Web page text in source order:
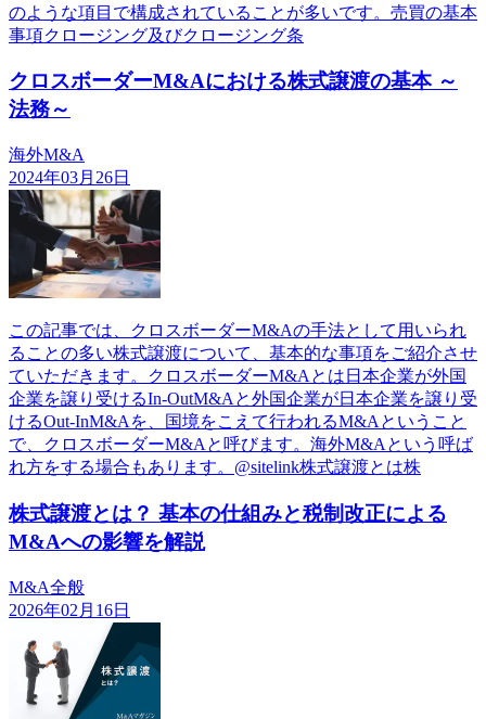
のような項目で構成されていることが多いです。売買の基本
事項クロージング及びクロージング条
クロスボーダーM&Aにおける株式譲渡の基本 ～
法務～
海外M&A
2024年03月26日
この記事では、クロスボーダーM&Aの手法として用いられ
ることの多い株式譲渡について、基本的な事項をご紹介させ
ていただきます。クロスボーダーM&Aとは日本企業が外国
企業を譲り受けるIn-OutM&Aと外国企業が日本企業を譲り受
けるOut-InM&Aを、国境をこえて行われるM&Aということ
で、クロスボーダーM&Aと呼びます。海外M&Aという呼ば
れ方をする場合もあります。@sitelink株式譲渡とは株
株式譲渡とは？ 基本の仕組みと税制改正による
M&Aへの影響を解説
M&A全般
2026年02月16日